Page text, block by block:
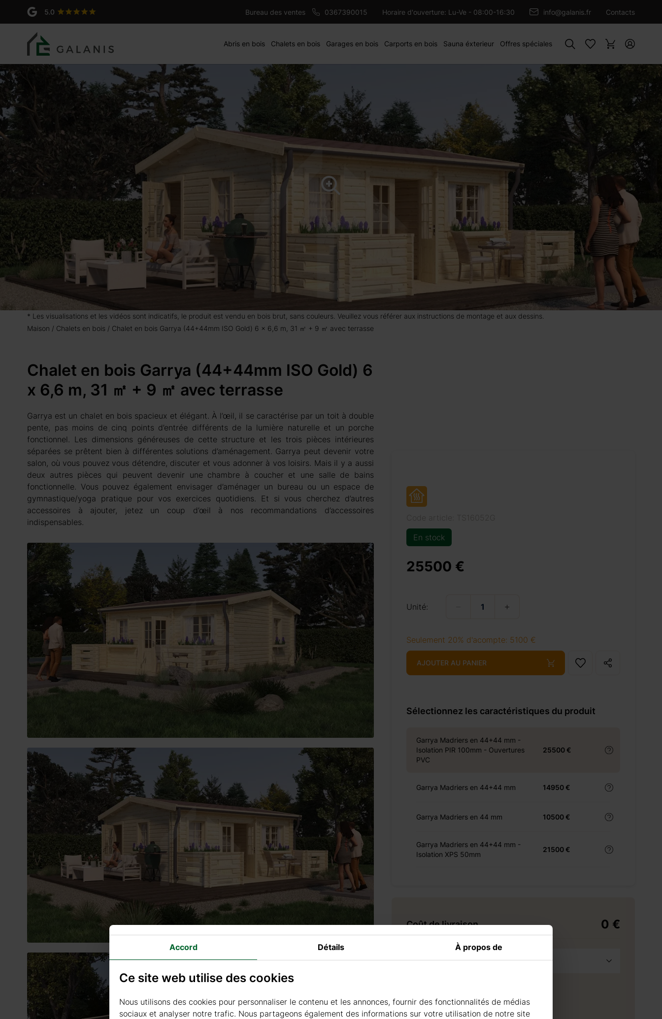
Bureau des ventes 0367390015 Horaire d'ouverture: Lu-Ve - 08:00-16:30 info@galanis.fr
Contacts
Rechercher
Abris en bois Chalets en bois Garages en bois Carports en bois Sauna éxterieur Offres spéciales
* Les visualisations et les vidéos sont indicatifs, le produit est vendu en bois brut, sans couleurs. Veuillez vous référer aux instructions de montage et aux dessins.
Maison
Chalets en bois Chalet en bois Garrya (44+44mm ISO Gold) 6 x 6,6 m, 31 ㎡ + 9 ㎡ avec terrasse
Chalet en bois Garrya (44+44mm ISO Gold) 6
x 6,6 m, 31 ㎡ + 9 ㎡ avec terrasse
Garrya est un chalet en bois spacieux et élégant. À l’œil, il se caractérise par un toit à double
pente, pas moins de cinq points d’entrée différents de la lumière naturelle et un porche
fonctionnel. Les dimensions généreuses de cette structure et les trois pièces intérieures
séparées se prêtent bien à différentes solutions d’aménagement. Garrya peut devenir votre
salon, où vous pouvez vous détendre, discuter et vous adonner à vos loisirs. Mais il y a aussi
deux autres pièces qui peuvent devenir une chambre à coucher et une salle de bains
fonctionnelle. Vous pouvez également envisager d’aménager un bureau ou un espace de
gymnastique/yoga pratique pour vos exercices quotidiens. Et si vous cherchez d’autres
accessoires à ajouter, jetez un coup d’œil à nos recommandations d’accessoires
indispensables.
En stock
25500 €
Unité:
Seulement 20% d'acompte: 5100 €
AJOUTER AU PANIER
Sélectionnez les caractéristiques du produit
Garrya Madriers en 44+44 mm -
Isolation PIR 100mm - Ouvertures
PVC
25500 €
Garrya Madriers en 44+44 mm 14950 €
Garrya Madriers en 44 mm 10500 €
Garrya Madriers en 44+44 mm -
Isolation XPS 50mm
21500 €
Coût de livraison 0 €
Livraison France Métropolitaine
Temps de livraison 42 jours
Ouvertures PVC
AJOUTER AU PANIER
Accord Détails À propos de
Ce site web utilise des cookies
Nous utilisons des cookies pour personnaliser le contenu et les annonces, fournir des fonctionnalités de médias
sociaux et analyser notre trafic. Nous partageons également des informations sur votre utilisation de notre site